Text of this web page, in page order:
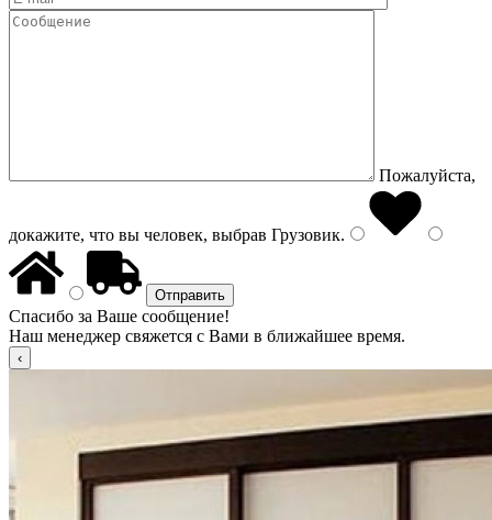
Пожалуйста,
докажите, что вы человек, выбрав Грузовик.
Спасибо за Ваше сообщение!
Наш менеджер свяжется с Вами в ближайшее время.